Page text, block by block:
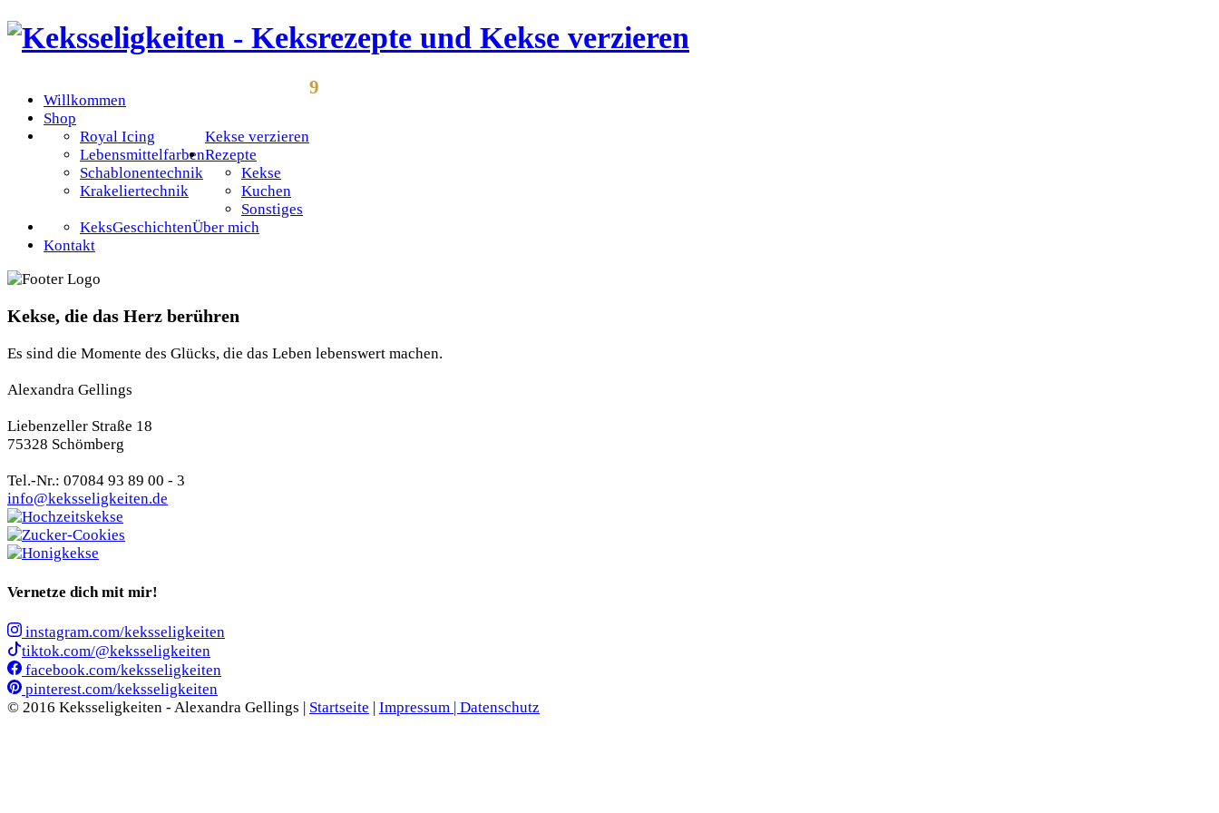
Willkommen
Shop
Kekse verzieren
Royal Icing
Lebensmittelfarben
Schablonentechnik
Krakeliertechnik
Rezepte
Kekse
Kuchen
Sonstiges
Über mich
KeksGeschichten
Kontakt
9
Kekse, die das Herz berühren
Es sind die Momente des Glücks, die das Leben lebenswert machen.
Alexandra Gellings
Liebenzeller Straße 18
75328 Schömberg
Tel.-Nr.: 07084 93 89 00 - 3
info@keksseligkeiten.de
Vernetze dich mit mir!
instagram.com/keksseligkeiten
tiktok.com/@keksseligkeiten
facebook.com/keksseligkeiten
pinterest.com/keksseligkeiten
© 2016 Keksseligkeiten - Alexandra Gellings | Startseite | Impressum | Datenschutz